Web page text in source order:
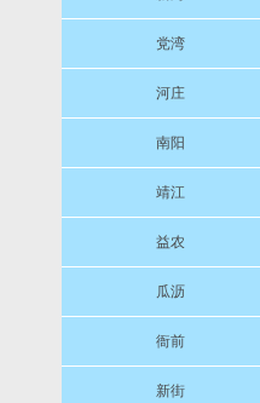
党湾
河庄
南阳
靖江
益农
瓜沥
衙前
新街